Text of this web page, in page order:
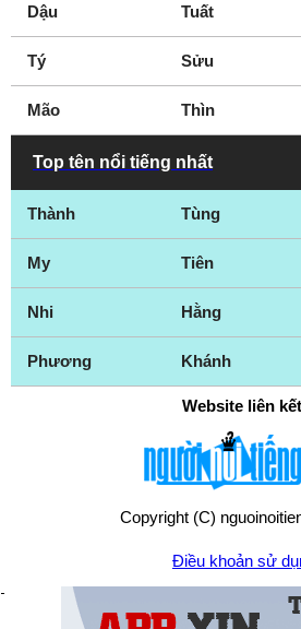
Dậu Tuất
Tý Sửu
Mão Thìn
Top tên nổi tiếng nhất
Thành Tùng
My Tiên
Nhi Hằng
Phương Khánh
Website liên
Copyright (C)
Điều khoản sử